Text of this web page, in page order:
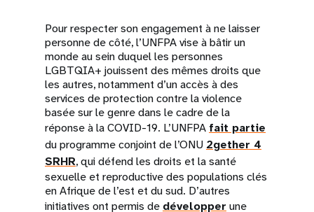
Pour respecter son engagement à ne laisser
personne de côté, l’UNFPA vise à bâtir un
monde au sein duquel les personnes
LGBTQIA+ jouissent des mêmes droits que
les autres, notamment d’un accès à des
services de protection contre la violence
basée sur le genre dans le cadre de la
réponse à la COVID-19. L’UNFPA fait partie
du programme conjoint de l’ONU 2gether 4
SRHR, qui défend les droits et la santé
sexuelle et reproductive des populations clés
en Afrique de l’est et du sud. D’autres
initiatives ont permis de développer une